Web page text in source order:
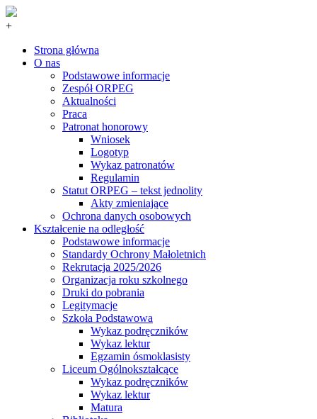
+
Strona główna
O nas
Podstawowe informacje
Zespół ORPEG
Aktualności
Praca
Patronat honorowy
Wniosek
Logotyp
Wykaz patronatów
Regulamin
Statut ORPEG – tekst jednolity
Akty zmieniające
Ochrona danych osobowych
Kształcenie na odległość
Podstawowe informacje
Standardy Ochrony Małoletnich
Rekrutacja 2025/2026
Organizacja roku szkolnego
Druki do pobrania
Legitymacje
Szkoła Podstawowa
Wykaz podręczników
Wykaz lektur
Egzamin ósmoklasisty
Liceum Ogólnokształcące
Wykaz podręczników
Wykaz lektur
Matura